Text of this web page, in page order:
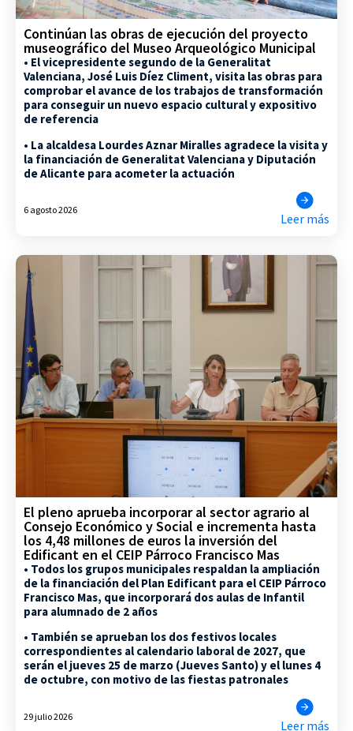
Continúan las obras de ejecución del proyecto
museográfico del Museo Arqueológico Municipal
• El vicepresidente segundo de la Generalitat
Valenciana, José Luis Díez Climent, visita las obras para
comprobar el avance de los trabajos de transformación
para conseguir un nuevo espacio cultural y expositivo
de referencia
• La alcaldesa Lourdes Aznar Miralles agradece la visita y
la financiación de Generalitat Valenciana y Diputación
de Alicante para acometer la actuación
6 agosto 2026
Leer más
El pleno aprueba incorporar al sector agrario al
Consejo Económico y Social e incrementa hasta
los 4,48 millones de euros la inversión del
Edificant en el CEIP Párroco Francisco Mas
• Todos los grupos municipales respaldan la ampliación
de la financiación del Plan Edificant para el CEIP Párroco
Francisco Mas, que incorporará dos aulas de Infantil
para alumnado de 2 años
• También se aprueban los dos festivos locales
correspondientes al calendario laboral de 2027, que
serán el jueves 25 de marzo (Jueves Santo) y el lunes 4
de octubre, con motivo de las fiestas patronales
29 julio 2026
Leer más